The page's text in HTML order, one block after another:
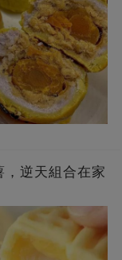
逆天組合在家